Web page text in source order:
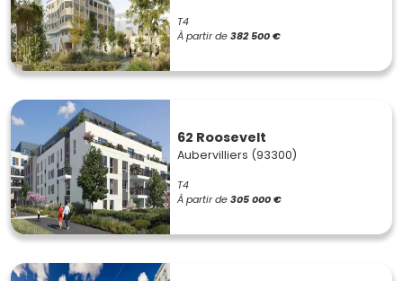
T4
À partir de382 500 €
62 Roosevelt
Aubervilliers (93300)
T4
À partir de305 000 €